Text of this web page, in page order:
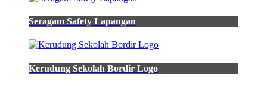
Seragam Safety Lapangan
Kerudung Sekolah Bordir Logo